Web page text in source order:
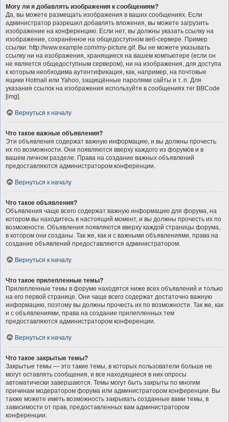
Могу ли я добавлять изображения к сообщениям?
Да, вы можете размещать изображения в ваших сообщениях. Если
администратор разрешил добавлять вложения, вы можете загрузить
изображение на конференцию. Если нет, вы должны указать ссылку на
изображение, сохранённое на общедоступном веб-сервере. Пример
ссылки: http://www.example.com/my-picture.gif. Вы не можете указывать
ссылку ни на изображения, хранящиеся на вашем компьютере (если он
не является общедоступным сервером), ни на изображения, для доступа
к которым необходима аутентификация, как, например, на почтовые
ящики Hotmail или Yahoo, защищённые паролями сайты и т. п. Для
указания ссылок на изображения используйте в сообщениях тег BBCode
[img].
Вернуться к началу
Что такое важные объявления?
Эти объявления содержат важную информацию, и вы должны прочесть
их по возможности. Они появляются вверху каждого из форумов и в
вашем личном разделе. Права на создание важных объявлений
предоставляются администратором конференции.
Вернуться к началу
Что такое объявления?
Объявления чаще всего содержат важную информацию для форума, на
котором вы находитесь в настоящий момент, и вы должны прочесть их по
возможности. Объявления появляются вверху каждой страницы форума,
в котором они созданы. Так же, как и с важными объявлениями, права на
создание объявлений предоставляются администратором.
Вернуться к началу
Что такое прилепленные темы?
Прилепленные темы в форуме находятся ниже всех объявлений и только
на его первой странице. Они чаще всего содержат достаточно важную
информацию, поэтому вы должны прочесть их по возможности. Так же, как
и с объявлениями, права на создание прилепленных тем
предоставляются администратором конференции.
Вернуться к началу
Что такое закрытые темы?
Закрытые темы — это такие темы, в которых пользователи больше не
могут оставлять сообщения, и все находящиеся в них опросы
автоматически завершаются. Темы могут быть закрыты по многим
причинам модератором форума или администратором конференции. Вы
также можете иметь возможность закрывать созданные вами темы, в
зависимости от прав, предоставленных вам администратором
конференции.